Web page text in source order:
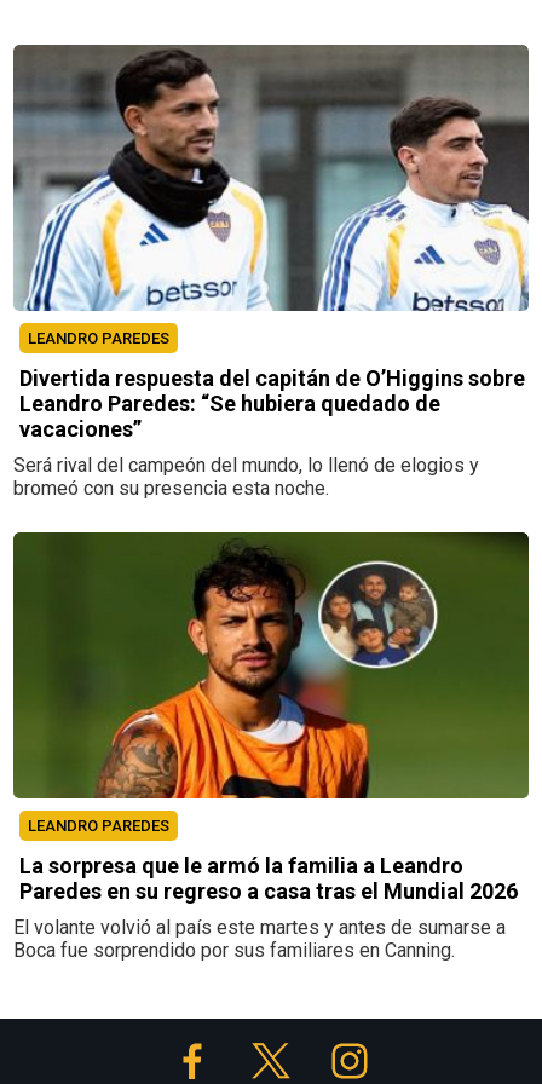
LEANDRO PAREDES
Divertida respuesta del capitán de O’Higgins sobre
Leandro Paredes: “Se hubiera quedado de
vacaciones”
Será rival del campeón del mundo, lo llenó de elogios y
bromeó con su presencia esta noche.
LEANDRO PAREDES
La sorpresa que le armó la familia a Leandro
Paredes en su regreso a casa tras el Mundial 2026
El volante volvió al país este martes y antes de sumarse a
Boca fue sorprendido por sus familiares en Canning.